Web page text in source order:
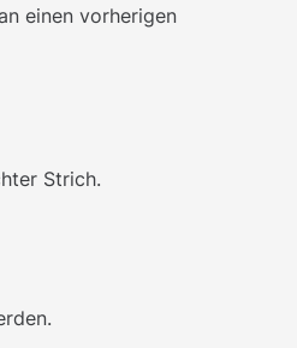
einen vorherigen
Strich.